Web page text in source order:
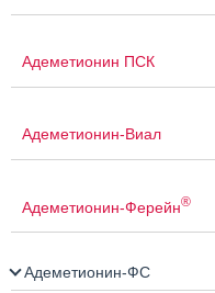
Адеметионин ПСК
Адеметионин-Виал
Адеметионин-Ферейн®
Адеметионин-ФС